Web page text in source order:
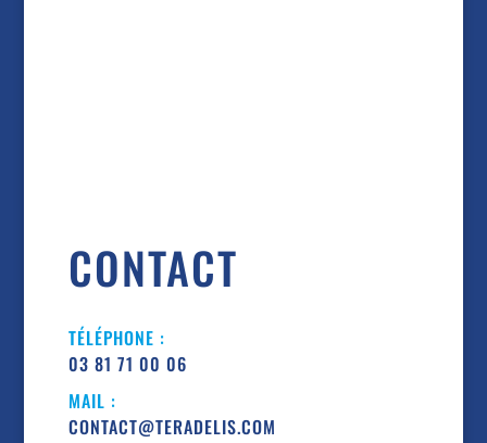
CONTACT
TÉLÉPHONE :
03 81 71 00 06
MAIL :
CONTACT@TERADELIS.COM